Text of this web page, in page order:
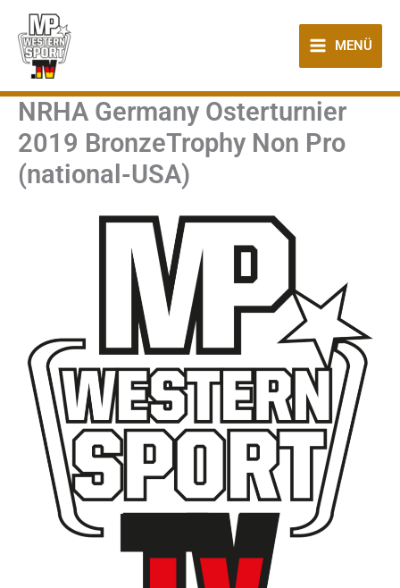
Inhalt
springen
MENÜ
NRHA Germany Osterturnier
2019 BronzeTrophy Non Pro
(national-USA)